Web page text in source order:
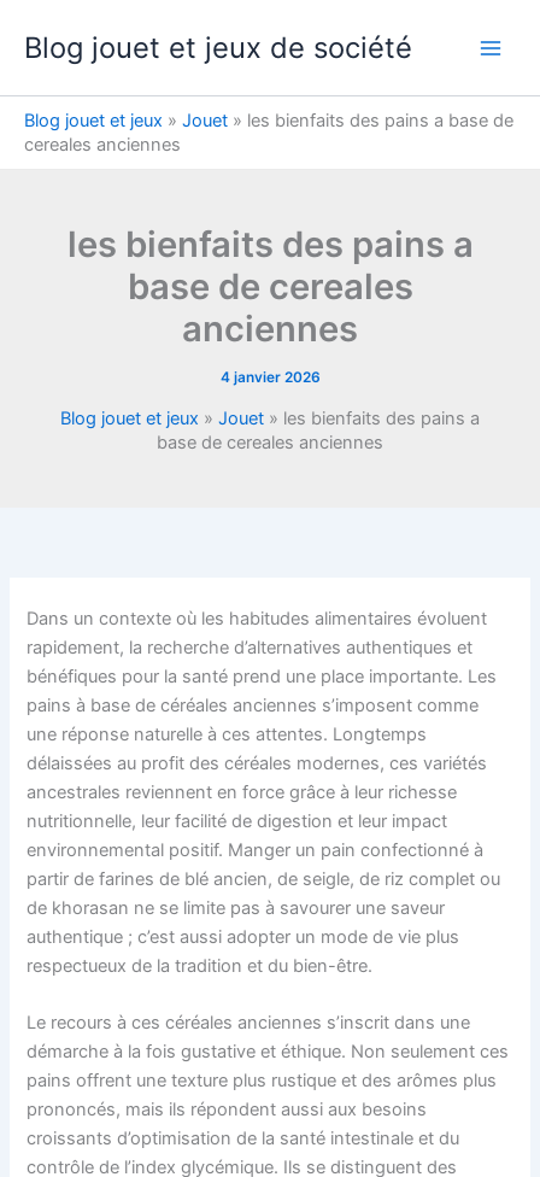
Blog jouet et jeux de société
Blog jouet et jeux » Jouet » les bienfaits des pains a base de
cereales anciennes
les bienfaits des pains a
base de cereales
anciennes
4 janvier 2026
Blog jouet et jeux » Jouet » les bienfaits des pains a
base de cereales anciennes
Dans un contexte où les habitudes alimentaires évoluent
rapidement, la recherche d’alternatives authentiques et
bénéfiques pour la santé prend une place importante. Les
pains à base de céréales anciennes s’imposent comme
une réponse naturelle à ces attentes. Longtemps
délaissées au profit des céréales modernes, ces variétés
ancestrales reviennent en force grâce à leur richesse
nutritionnelle, leur facilité de digestion et leur impact
environnemental positif. Manger un pain confectionné à
partir de farines de blé ancien, de seigle, de riz complet ou
de khorasan ne se limite pas à savourer une saveur
authentique ; c’est aussi adopter un mode de vie plus
respectueux de la tradition et du bien-être.
Le recours à ces céréales anciennes s’inscrit dans une
démarche à la fois gustative et éthique. Non seulement ces
pains offrent une texture plus rustique et des arômes plus
prononcés, mais ils répondent aussi aux besoins
croissants d’optimisation de la santé intestinale et du
contrôle de l’index glycémique. Ils se distinguent des